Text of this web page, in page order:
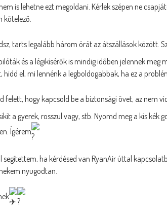
is lehetne ezt megoldani. Kérlek szépen ne
kötelező.
tarts legalább három órát az átszállások között.
és a légikísérők is mindig időben jelennek meg
hidd el, mi lennénk a legboldogabbak, ha ez a
felett, hogy kapcsold be a biztonsági övet, az nem
a gyerek, rosszul vagy, stb. Nyomd meg a kis kék
Ígérem
segítettem, ha kérdésed van RyanAir úttal
nyugodtan.